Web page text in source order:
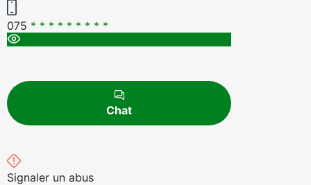
075 * * * * * * * * *
Chat
Signaler un abus